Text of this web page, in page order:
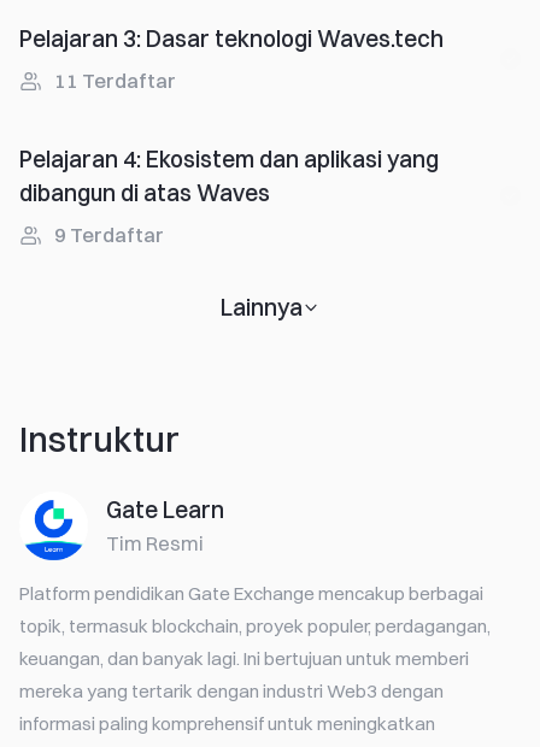
Pelajaran 3: Dasar teknologi Waves.tech
11 Terdaftar
Pelajaran 4: Ekosistem dan aplikasi yang
dibangun di atas Waves
9 Terdaftar
Lainnya
Instruktur
Gate Learn
Tim Resmi
Platform pendidikan Gate Exchange mencakup berbagai
topik, termasuk blockchain, proyek populer, perdagangan,
keuangan, dan banyak lagi. Ini bertujuan untuk memberi
mereka yang tertarik dengan industri Web3 dengan
informasi paling komprehensif untuk meningkatkan